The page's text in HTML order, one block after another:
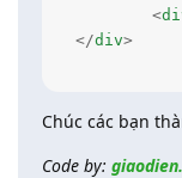
<
</div>
Chúc các bạn
Code by: